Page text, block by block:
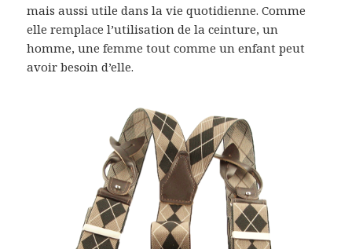
mais aussi utile dans la vie quotidienne. Comme
elle remplace l’utilisation de la ceinture, un
homme, une femme tout comme un enfant peut
avoir besoin d’elle.